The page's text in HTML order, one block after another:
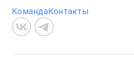
КомандаКонтакты